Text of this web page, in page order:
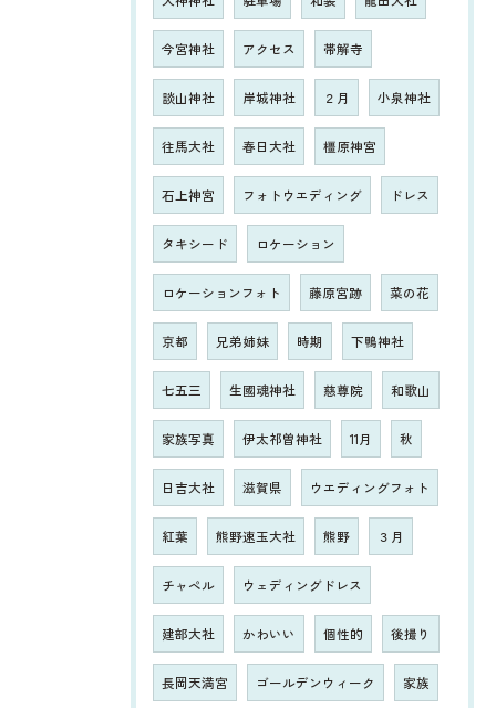
今宮神社 アクセス 帯解寺
談山神社 岸城神社 ２月 小泉神社
往馬大社 春日大社 橿原神宮
石上神宮 フォトウエディング ドレス
タキシード ロケーション
ロケーションフォト 藤原宮跡 菜の花
京都 兄弟姉妹 時期 下鴨神社
七五三 生國魂神社 慈尊院 和歌山
家族写真 伊太祁曽神社 11月 秋
日吉大社 滋賀県 ウエディングフォト
紅葉 熊野速玉大社 熊野 ３月
チャペル ウェディングドレス
建部大社 かわいい 個性的 後撮り
長岡天満宮 ゴールデンウィーク 家族